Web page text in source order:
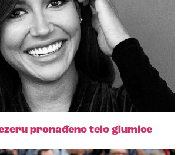
pronađeno telo glumice